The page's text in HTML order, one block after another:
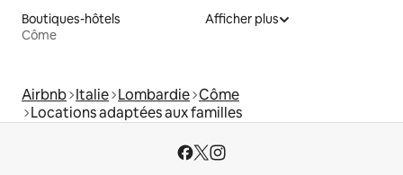
Boutiques-hôtels
Côme
Afficher plus
Airbnb Italie Lombardie Côme
Locations adaptées aux familles